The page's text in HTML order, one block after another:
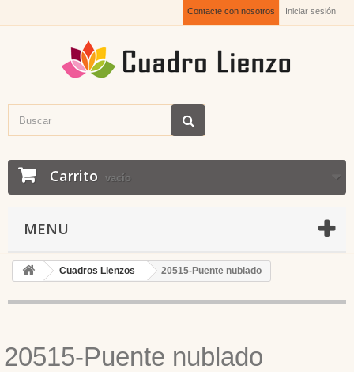
Iniciar sesión
Contacte con nosotros
Carrito vacío
MENU
Cuadros Lienzos 20515-Puente nublado
20515-Puente nublado